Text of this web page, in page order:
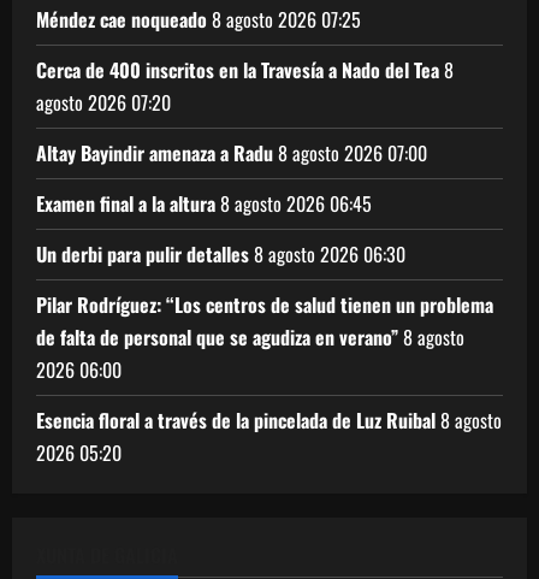
Méndez cae noqueado8 agosto 2026 07:25
Cerca de 400 inscritos en la Travesía a Nado del Tea8
agosto 2026 07:20
Altay Bayindir amenaza a Radu8 agosto 2026 07:00
Examen final a la altura8 agosto 2026 06:45
Un derbi para pulir detalles8 agosto 2026 06:30
Pilar Rodríguez: “Los centros de salud tienen un problema
de falta de personal que se agudiza en verano”8 agosto
2026 06:00
Esencia floral a través de la pincelada de Luz Ruibal8 agosto
2026 05:20